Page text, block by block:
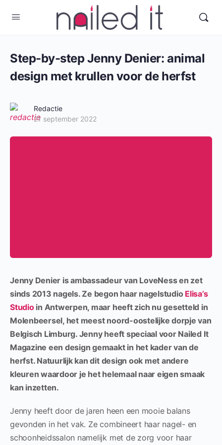
Step-by-step Jenny Denier: animal
design met krullen voor de herfst
Redactie
21 september 2022
Jenny Denier is ambassadeur van LoveNess en zet
sinds 2013 nagels. Ze begon haar nagelstudio Elisa’s
Studioin Antwerpen, maar heeft zich nu gesetteld in
Molenbeersel, het meest noord-oostelijke dorpje van
Belgisch Limburg. Jenny heeft speciaal voor Nailed It
Magazine een design gemaakt in het kader van de
herfst. Natuurlijk kan dit design ook met andere
kleuren waardoor je het helemaal naar eigen smaak
kan inzetten.
Jenny heeft door de jaren heen een mooie balans
gevonden in het vak. Ze combineert haar nagel- en
schoonheidssalon namelijk met de zorg voor haar